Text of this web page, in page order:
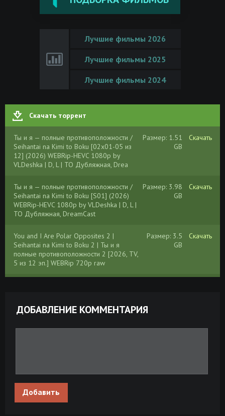
Лучшие фильмы 2026
Лучшие фильмы 2025
Лучшие фильмы 2024
Скачать торрент
Ты и я — полные противоположности /
Seihantai na Kimi to Boku [02x01-05 из
12] (2026) WEBRip-HEVC 1080p by
VLDeshka | D, L | ТО Дубляжная, Drea
Размер: 1.51
GB
Скачать
Ты и я — полные противоположности /
Seihantai na Kimi to Boku [S01] (2026)
WEBRip-HEVC 1080p by VLDeshka | D, L |
ТО Дубляжная, DreamCast
Размер: 3.98
GB
Скачать
You and I Are Polar Opposites 2 |
Seihantai na Kimi to Boku 2 | Ты и я
полные противоположности 2 [2026, TV,
5 из 12 эп.] WEBRip 720p raw
Размер: 3.5
GB
Скачать
BDRip 1080p HEVC 10-bit raw+rus+eng
ДОБАВЛЕНИЕ КОММЕНТАРИЯ
Добавить